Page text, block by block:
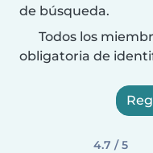
de búsqueda.
Todos los
obligatoria de
4.7 / 5